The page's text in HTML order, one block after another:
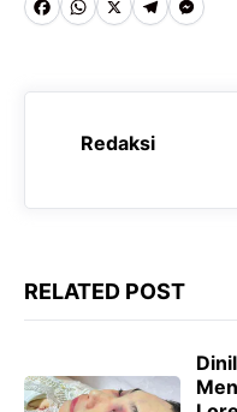
F
c
o
k
W
a
A
p
X T
l
e
r
m
M
s
n
e
r
Redaksi
RELATED POST